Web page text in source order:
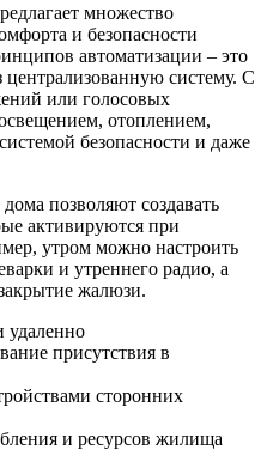
множество
и безопасности
автоматизации – это
централизованную систему. С
или голосовых
отоплением,
безопасности и даже
позволяют создавать
активируются при
утром можно настроить
и утреннего радио, а
жалюзи.
удаленно
присутствия в
сторонних
и ресурсов жилища